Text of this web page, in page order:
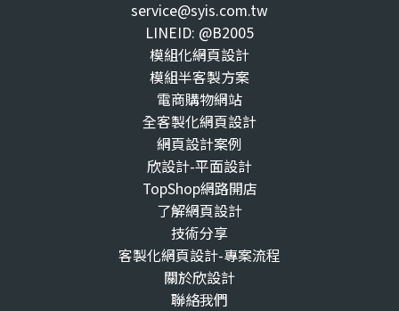
service@syis.com.tw
LINEID: @B2005
模組化網頁設計
模組半客製方案
電商購物網站
全客製化網頁設計
網頁設計案例
欣設計-平面設計
TopShop網路開店
了解網頁設計
技術分享
客製化網頁設計-專案流程
關於欣設計
聯絡我們